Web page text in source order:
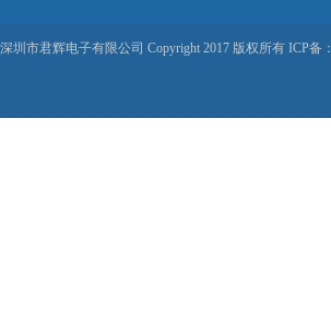
深圳市君辉电子有限公司 Copyright 2017 版权所有 ICP备：